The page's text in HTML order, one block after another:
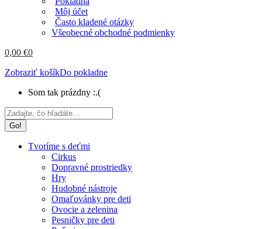
Môj účet
Často kladené otázky
Všeobecné obchodné podmienky
0,00 €0
Zobraziť košíkDo pokladne
Som tak prázdny :.(
Search:
Tvoríme s deťmi
Cirkus
Dopravné prostriedky
Hry
Hudobné nástroje
Omaľovánky pre deti
Ovocie a zelenina
Pesničky pre deti